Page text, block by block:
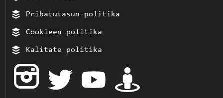
Pribatutasun-politika
Cookieen politika
Kalitate politika